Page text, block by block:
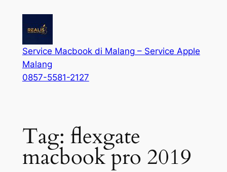
Service Macbook di Malang – Service Apple
Malang
0857-5581-2127
Tag: flexgate
macbook pro 2019